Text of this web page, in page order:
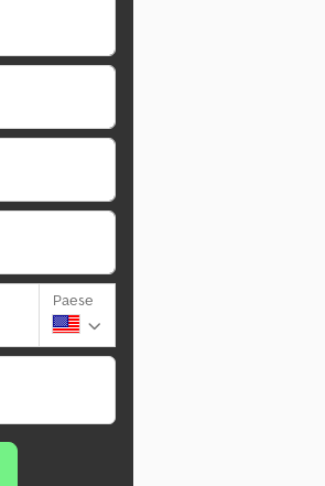
Paese